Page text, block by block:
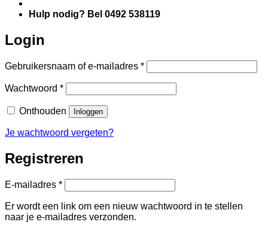
Hulp nodig? Bel 0492 538119
Login
Gebruikersnaam of e-mailadres *Vereist
Wachtwoord *Vereist
Onthouden Inloggen
Je wachtwoord vergeten?
Registreren
E-mailadres *Vereist
Er wordt een link om een nieuw wachtwoord in te stellen
naar je e-mailadres verzonden.